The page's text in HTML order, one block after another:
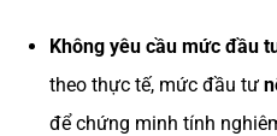
Không yêu cầu mức đầu
theo thực tế, mức đầu tư
để chứng minh tính